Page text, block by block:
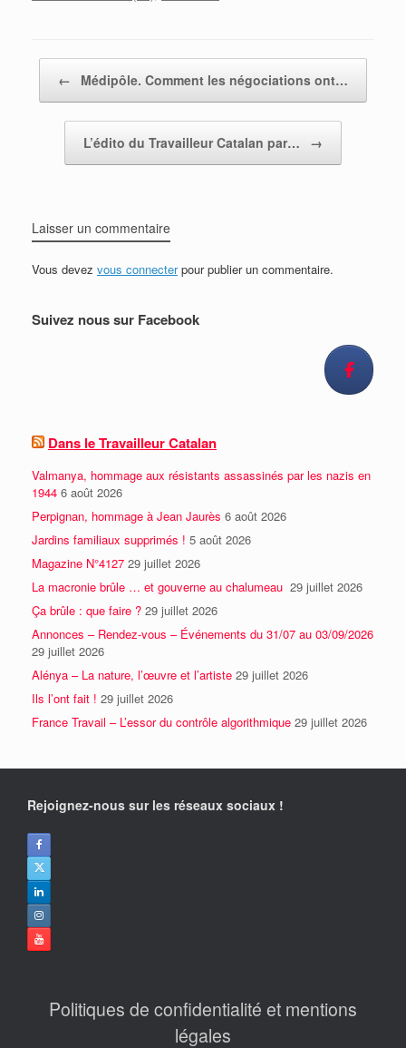
← Médipôle. Comment les négociations ont…
L’édito du Travailleur Catalan par… →
Laisser un commentaire
Vous devez vous connecterpour publier un commentaire.
Suivez nous sur Facebook
Dans le Travailleur Catalan
Valmanya, hommage aux résistants assassinés par les nazis en
1944 6 août 2026
Perpignan, hommage à Jean Jaurès 6 août 2026
Jardins familiaux supprimés ! 5 août 2026
Magazine N°4127 29 juillet 2026
La macronie brûle … et gouverne au chalumeau 29 juillet 2026
Ça brûle : que faire ? 29 juillet 2026
Annonces – Rendez-vous – Événements du 31/07 au 03/09/2026
29 juillet 2026
Alénya – La nature, l’œuvre et l’artiste 29 juillet 2026
Ils l’ont fait ! 29 juillet 2026
France Travail – L’essor du contrôle algorithmique 29 juillet 2026
Rejoignez-nous sur les réseaux sociaux !
Politiques de confidentialité et mentions
légales